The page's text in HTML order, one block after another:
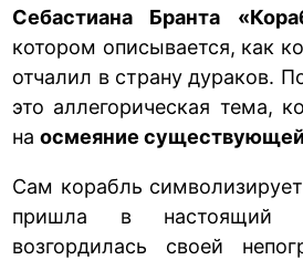
Себастиана Бранта
котором описывается, как
отчалил в страну дураков.
это аллегорическая тема,
наосмеяние
Сам корабль
пришла в настоящий
возгордилась своей